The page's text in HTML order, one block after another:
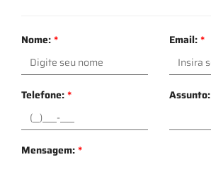
Nome:* Email:*
Telefone:* Assunto:
Mensagem:*